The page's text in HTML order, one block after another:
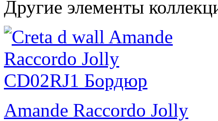
Другие элементы
Amande Raccordo Jolly